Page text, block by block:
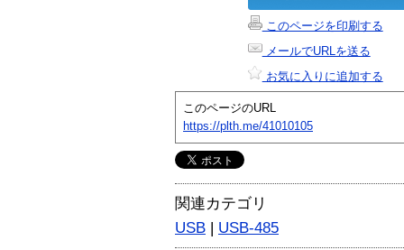
このページを印刷する
メールでURLを送る
お気に入りに追加する
このページのURL
https://plth.me/41010105
関連カテゴリ
USB | USB-485